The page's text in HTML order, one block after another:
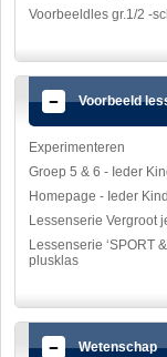
Voorbeeldles gr.1/2 -
Voorbeeld
Experimenteren
Groep 5 & 6 - Ieder
Homepage - Ieder
Lessenserie Vergroot
Lessenserie ‘SPORT
plusklas
Wetenschap